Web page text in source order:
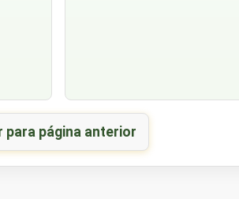
para página anterior